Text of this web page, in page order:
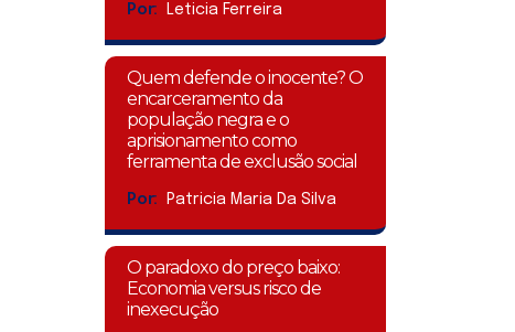
Por: Leticia Ferreira
Quem defende o inocente? O
encarceramento da
população negra e o
aprisionamento como
ferramenta de exclusão social
Por: Patricia Maria Da Silva
O paradoxo do preço baixo:
Economia versus risco de
inexecução